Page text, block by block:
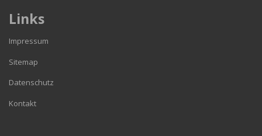
Links
Impressum
Sitemap
Datenschutz
Kontakt